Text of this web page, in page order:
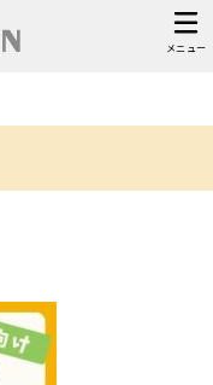
メニュー